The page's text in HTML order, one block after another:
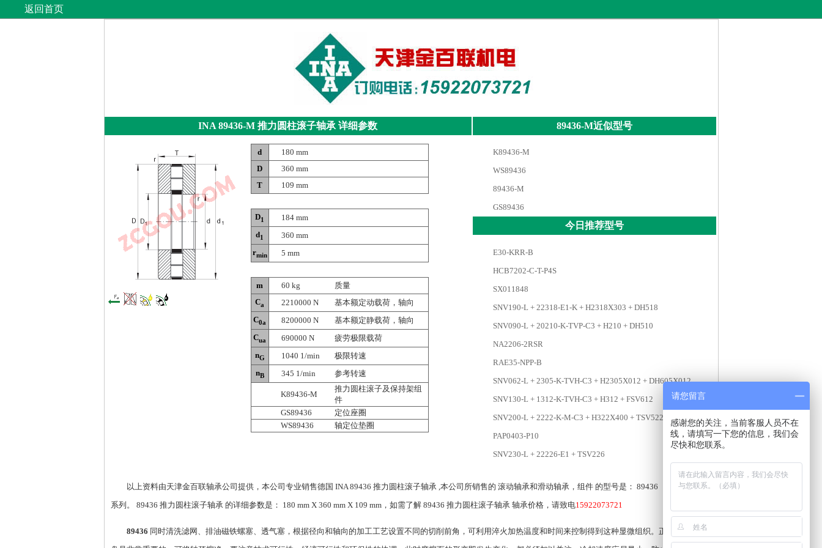
返回首页
INA 89436-M 推力圆柱滚子轴承 详细参数
d
180 mm
D
360 mm
T
109 mm
D1
184 mm
d1
360 mm
rmin 5 mm
m 60 kg
质量
Ca 2210000 N
基本额定动载荷，轴向
C0a 8200000 N
基本额定静载荷，轴向
Cua 690000 N
疲劳极限载荷
nG 1040 1/min
极限转速
nB 345 1/min 参考转速
K89436-M
推力圆柱滚子及保持架组
件
GS89436
定位座圈
WS89436
轴定位垫圈
89436-M近似型号
K89436-M
WS89436
89436-M
GS89436
今日推荐型号
E30-KRR-B
HCB7202-C-T-P4S
SX011848
SNV190-L + 22318-E1-K + H2318X303 + DH518
SNV090-L + 20210-K-TVP-C3 + H210 + DH510
NA2206-2RSR
RAE35-NPP-B
SNV062-L + 2305-K-TVH-C3 + H2305X012 + DH605X012
SNV130-L + 1312-K-TVH-C3 + H312 + FSV612
SNV200-L + 2222-K-M-C3 + H322X400 + TSV522X400
PAP0403-P10
SNV230-L + 22226-E1 + TSV226
以上资料由天津金百联轴承公司提供，本公司专业销售德国 INA 89436 推力圆柱滚子轴承 ,本公司所销售的 滚动轴承和滑动轴承，组件 的型号是： 89436 ，它属于 894
系列。 89436 推力圆柱滚子轴承 的详细参数是： 180 mm X 360 mm X 109 mm，如需了解 89436 推力圆柱滚子轴承 轴承价格，请致电15922073721
89436 同时清洗滤网、排油磁铁螺塞、透气塞，根据径向和轴向的加工工艺设置不同的切削前角，可利用淬火加热温度和时间来控制得到这种显微组织。正确使用刻度
请您留言
感谢您的关注，当前客服人员不在
线，请填写一下您的信息，我们会
尽快和您联系。